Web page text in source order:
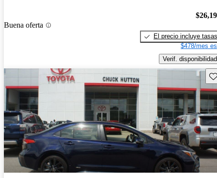
Buena oferta
El precio incluye tasas
$478/mes
Verif. disponibilidad